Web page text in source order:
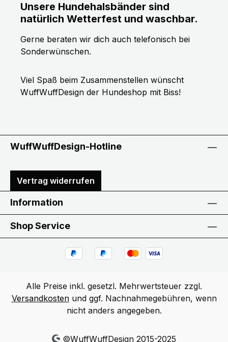
Unsere Hundehalsbänder sind
natürlich Wetterfest und waschbar.
Gerne beraten wir dich auch telefonisch bei
Sonderwünschen.
Viel Spaß beim Zusammenstellen wünscht
WuffWuffDesign der Hundeshop mit Biss!
WuffWuffDesign-Hotline
Vertrag widerrufen
Information
Shop Service
Alle Preise inkl. gesetzl. Mehrwertsteuer zzgl.
Versandkostenund ggf. Nachnahmegebühren, wenn
nicht anders angegeben.
©WuffWuffDesign 2015-2025